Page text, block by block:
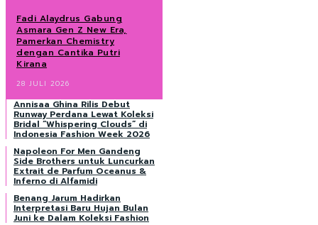
Fadi Alaydrus Gabung
Asmara Gen Z New Era,
Pamerkan Chemistry
dengan Cantika Putri
Kirana
28 JULI 2026
Annisaa Ghina Rilis Debut
Runway Perdana Lewat Koleksi
Bridal “Whispering Clouds” di
Indonesia Fashion Week 2026
Napoleon For Men Gandeng
Side Brothers untuk Luncurkan
Extrait de Parfum Oceanus &
Inferno di Alfamidi
Benang Jarum Hadirkan
Interpretasi Baru Hujan Bulan
Juni ke Dalam Koleksi Fashion